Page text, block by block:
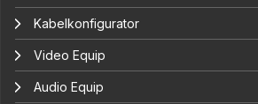
Kabelkonfigurator
Video Equip
Audio Equip